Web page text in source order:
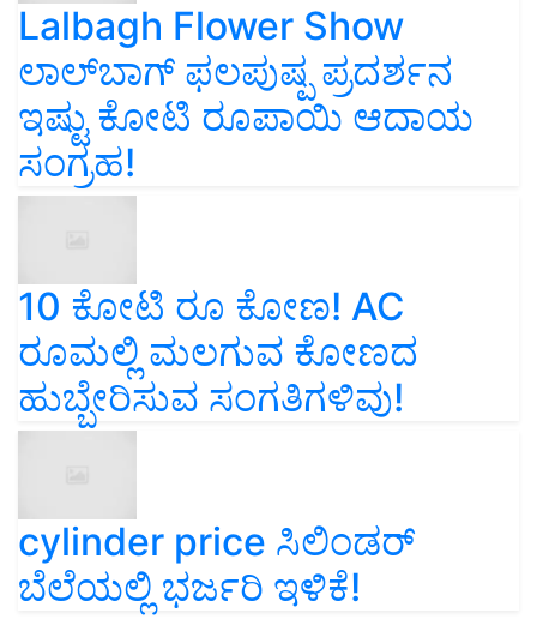
Lalbagh Flower Show
ಲಾಲ್‌ಬಾಗ್ ಫಲಪುಷ್ಪ ಪ್ರದರ್ಶನ
ಇಷ್ಟು ಕೋಟಿ ರೂಪಾಯಿ ಆದಾಯ
ಸಂಗ್ರಹ!
10 ಕೋಟಿ ರೂ ಕೋಣ! AC
ರೂಮಲ್ಲಿ ಮಲಗುವ ಕೋಣದ
ಹುಬ್ಬೇರಿಸುವ ಸಂಗತಿಗಳಿವು!
cylinder price ಸಿಲಿಂಡರ್‌
ಬೆಲೆಯಲ್ಲಿ ಭರ್ಜರಿ ಇಳಿಕೆ!